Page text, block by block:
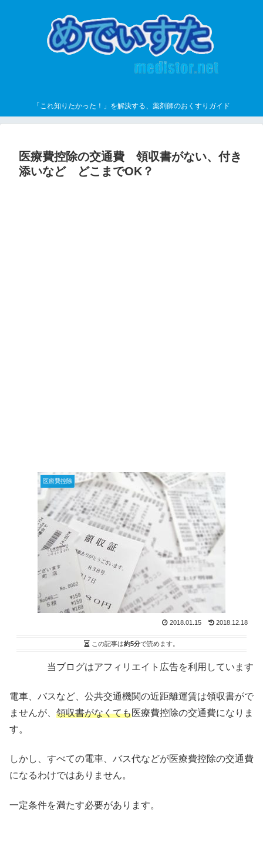
「これ知りたかった！」を解決する、薬剤師のおくすりガイド
医療費控除の交通費 領収書がない、付き
添いなど どこまでOK？
医療費控除
2018.01.15 2018.12.18
この記事は約5分で読めます。
当ブログはアフィリエイト広告を利用しています
電車、バスなど、公共交通機関の近距離運賃は領収書がで
ませんが、 領収書がなくても医療費控除の交通費になりま
す。
しかし、すべての電車、バス代などが医療費控除の交通費
になるわけではありません。
一定条件を満たす必要があります。